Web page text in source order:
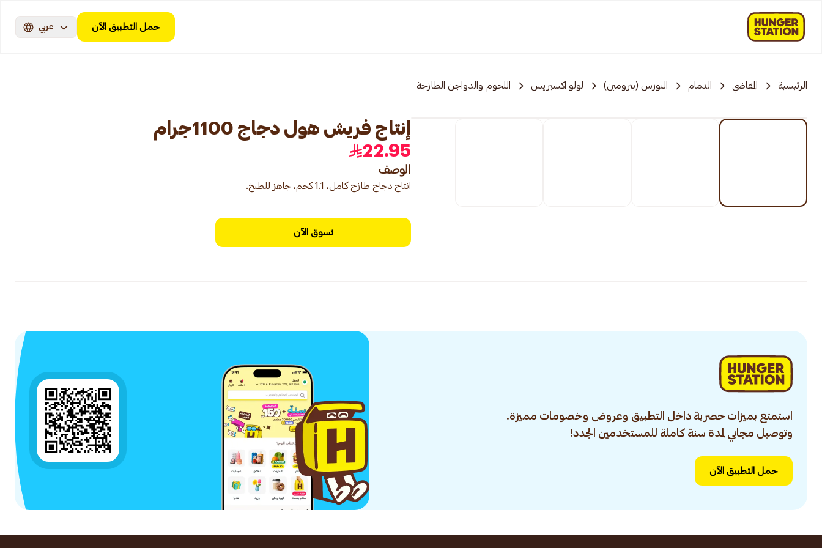
حمل التطبيق الآن عربي
الرئيسية المقاضي الدمام النورس (بترومين) لولو اكسبريس اللحوم والدواجن الطازجة
إنتاج فريش هول دجاج 1100جرام
22.95
الوصف
انتاج دجاج طازج كامل، 1.1 كجم، جاهز للطبخ.
تسوق الآن
استمتع بميزات حصرية داخل التطبيق وعروض وخصومات مميزة.
وتوصيل مجاني لمدة سنة كاملة للمستخدمين الجدد!
حمل التطبيق الآن